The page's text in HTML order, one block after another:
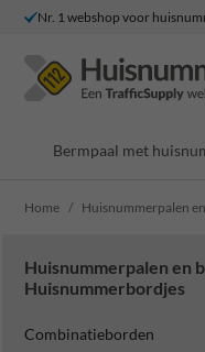
Nr. 1 webshop voor
Bermpaal met
Home Huisnummerpalen
Huisnummerpalen en
Huisnummerbordjes
Combinatieborden